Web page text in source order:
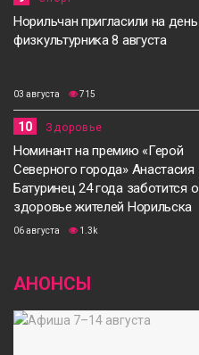
Норильчан пригласили на день
физкультурника 8 августа
03 августа 715
10 Здоровье
Номинант на премию «Герой
Северного города» Анастасия
Батуринец 24 года заботится о
здоровье жителей Норильска
06 августа 1.3k
АНОНСЫ